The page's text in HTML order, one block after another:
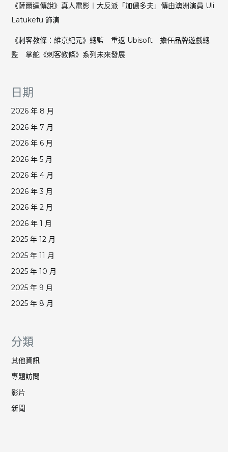
《薩爾達傳說》真人電影︱大反派「加儂多夫」傳由澳洲演員 Uli
Latukefu 飾演
《刺客教條：維京紀元》總監 重返 Ubisoft 擔任品牌遊戲總
監 掌舵《刺客教條》系列未來發展
日期
2026 年 8 月
2026 年 7 月
2026 年 6 月
2026 年 5 月
2026 年 4 月
2026 年 3 月
2026 年 2 月
2026 年 1 月
2025 年 12 月
2025 年 11 月
2025 年 10 月
2025 年 9 月
2025 年 8 月
分類
其他資訊
專題訪問
影片
新聞